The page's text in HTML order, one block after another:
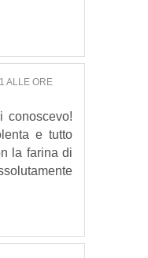
ALLE ORE
conoscevo!
e tutto
la farina di